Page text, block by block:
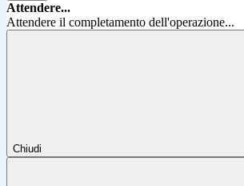
Attendere...
Attendere il completamento dell'operazione...
Chiudi